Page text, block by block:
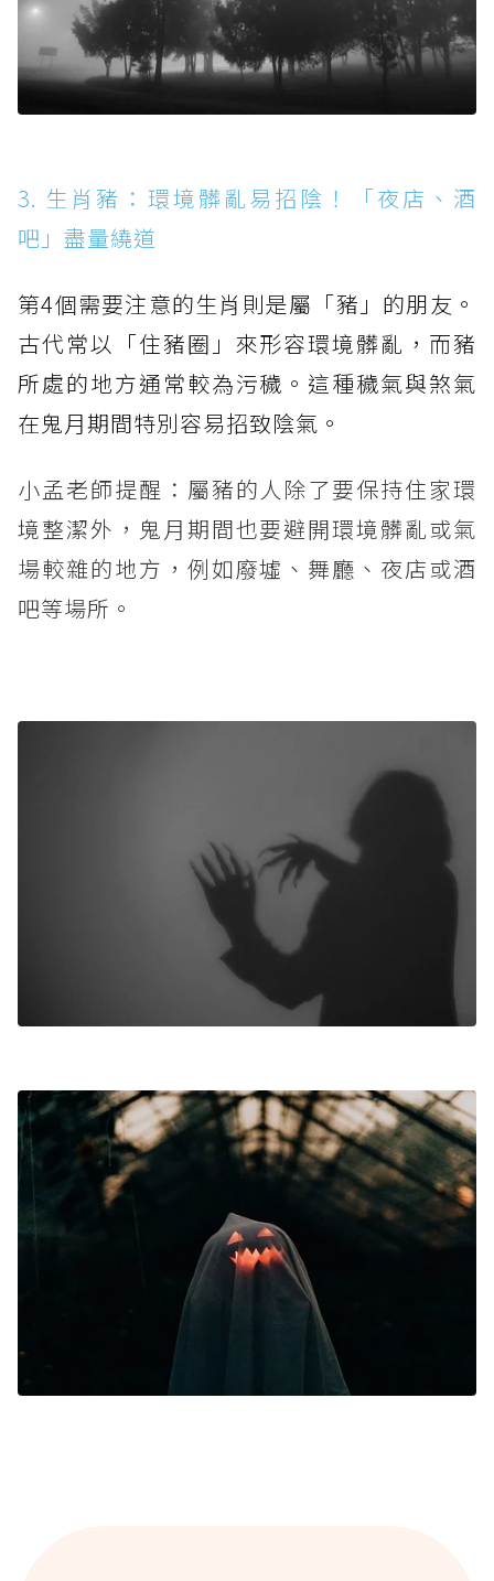
3. 生肖豬：環境髒亂易招陰！「夜店、酒
吧」盡量繞道
第4個需要注意的生肖則是屬「豬」的朋友。
古代常以「住豬圈」來形容環境髒亂，而豬
所處的地方通常較為污穢。這種穢氣與煞氣
在鬼月期間特別容易招致陰氣。
小孟老師提醒：屬豬的人除了要保持住家環
境整潔外，鬼月期間也要避開環境髒亂或氣
場較雜的地方，例如廢墟、舞廳、夜店或酒
吧等場所。